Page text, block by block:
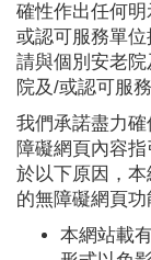
確性作出任何
或認可服務單位
請與個別安老
院及/或認可服
我們承諾盡力
障礙網頁內容
於以下原因，
的無障礙網頁功
本網站載